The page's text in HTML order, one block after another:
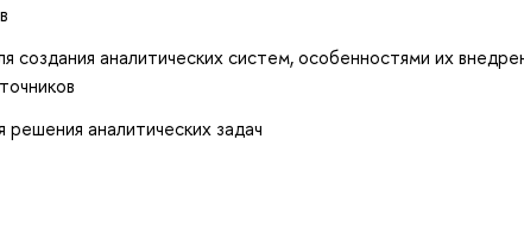
аналитических систем, особенностями их
решения аналитических задач